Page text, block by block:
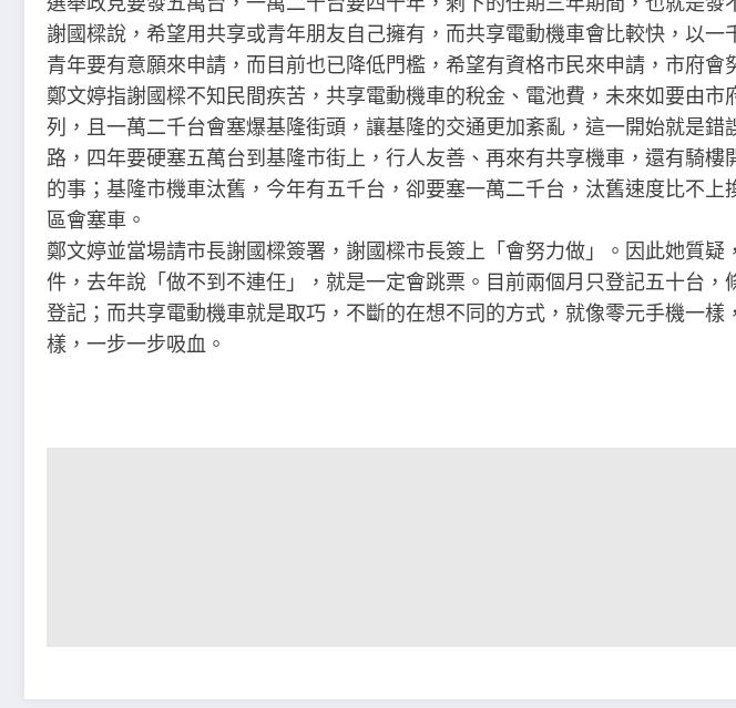
謝國樑說，希望用共享或青年朋友自己擁有，而共享電動機車會比較快，以一
青年要有意願來申請，而目前也已降低門檻，希望有資格市民來申請，市府會
鄭文婷指謝國樑不知民間疾苦，共享電動機車的稅金、電池費，未來如要由市
列，且一萬二千台會塞爆基隆街頭，讓基隆的交通更加紊亂，這一開始就是錯
路，四年要硬塞五萬台到基隆市街上，行人友善、再來有共享機車，還有騎樓
的事；基隆市機車汰舊，今年有五千台，卻要塞一萬二千台，汰舊速度比不上
區會塞車。
鄭文婷並當場請市長謝國樑簽署，謝國樑市長簽上「會努力做」。因此她質疑
件，去年說「做不到不連任」，就是一定會跳票。目前兩個月只登記五十台，
登記；而共享電動機車就是取巧，不斷的在想不同的方式，就像零元手機一樣
樣，一步一步吸血。